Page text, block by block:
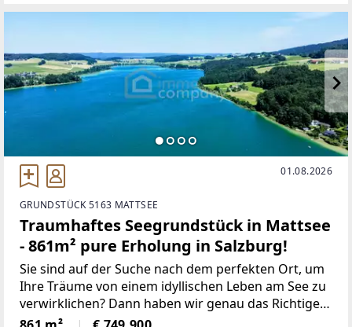
01.08.2026
GRUNDSTÜCK 5163 MATTSEE
Traumhaftes Seegrundstück in Mattsee
- 861m² pure Erholung in Salzburg!
Sie sind auf der Suche nach dem perfekten Ort, um
Ihre Träume von einem idyllischen Leben am See zu
verwirklichen? Dann haben wir genau das Richtige
für Sie! Inmitten der atemberaubenden Landschaft